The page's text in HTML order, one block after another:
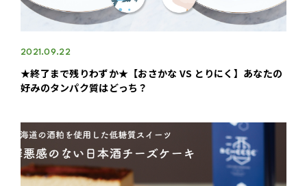
2021.09.22
★終了まで残りわずか★【おさかな VS とりにく】あなたの
好みのタンパク質はどっち？